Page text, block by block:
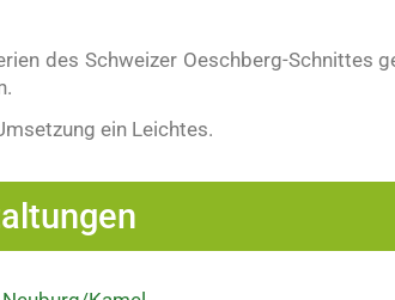
des Schweizer Oeschberg-Schnittes
ein Leichtes.